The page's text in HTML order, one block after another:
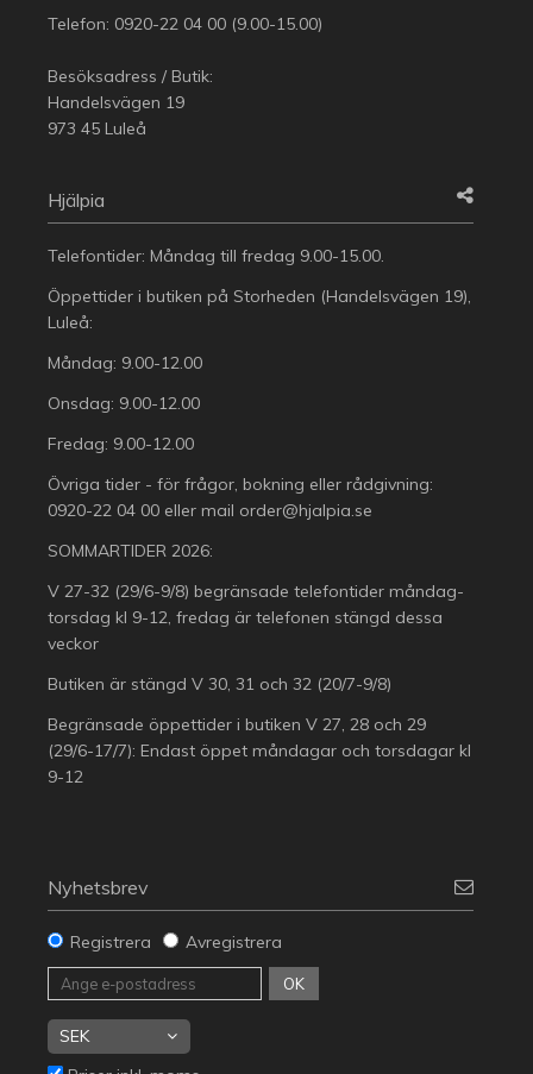
Telefon: 0920-22 04 00 (9.00-15.00)
Besöksadress / Butik:
Handelsvägen 19
973 45 Luleå
Hjälpia
Telefontider: Måndag till fredag 9.00-15.00.
Öppettider i butiken på Storheden (Handelsvägen 19),
Luleå:
Måndag: 9.00-12.00
Onsdag: 9.00-12.00
Fredag: 9.00-12.00
Övriga tider - för frågor, bokning eller rådgivning:
0920-22 04 00 eller mail order@hjalpia.se
SOMMARTIDER 2026:
V 27-32 (29/6-9/8) begränsade telefontider måndag-
torsdag kl 9-12, fredag är telefonen stängd dessa
veckor
Butiken är stängd V 30, 31 och 32 (20/7-9/8)
Begränsade öppettider i butiken V 27, 28 och 29
(29/6-17/7): Endast öppet måndagar och torsdagar kl
9-12
Nyhetsbrev
Registrera Avregistrera
OK